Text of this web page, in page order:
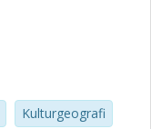
Kulturgeografi